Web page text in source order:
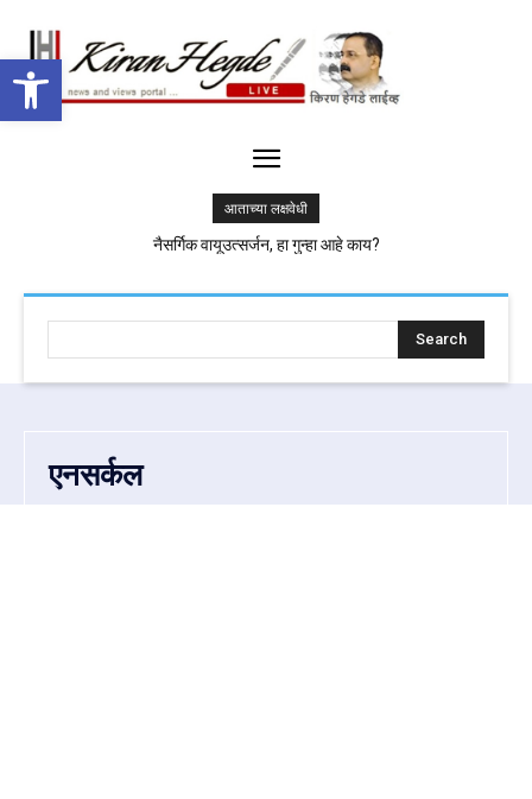
Open toolbar
आताच्या लक्षवेधी
नैसर्गिक वायूउत्सर्जन, हा गुन्हा आहे काय?
भाईंदरमध्ये पोलिसांच्या कार्यक्रमात ताकाचा ग्लास आणि …
Search
एनसर्कल